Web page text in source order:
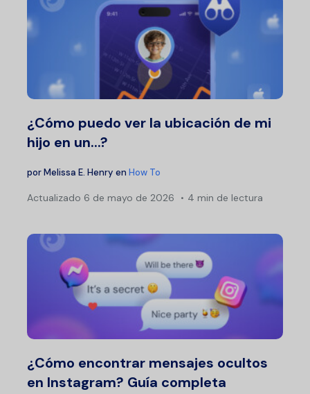
¿Cómo puedo ver la ubicación de mi
hijo en un...?
porMelissa E. Henry en How To
Actualizado 6 de mayo de 2026 4 min de lectura
¿Cómo encontrar mensajes ocultos
en Instagram? Guía completa